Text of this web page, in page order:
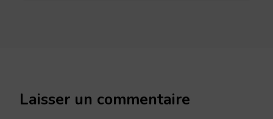
Laisser un commentaire